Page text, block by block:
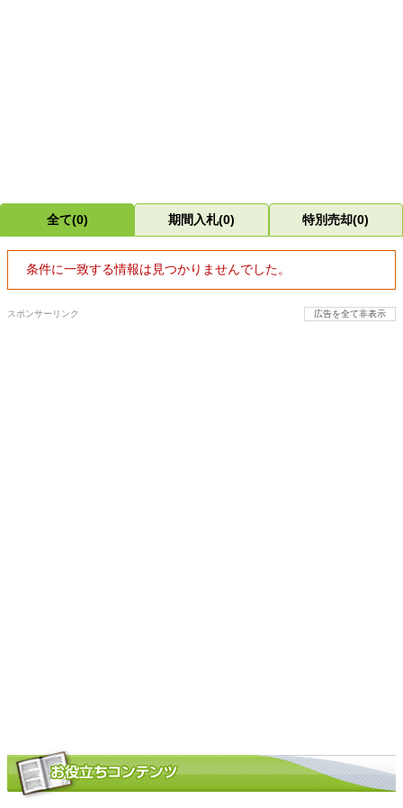
全て(0) 期間入札(0) 特別売却(0)
条件に一致する情報は見つかりませんでした。
スポンサーリンク 広告を全て非表示